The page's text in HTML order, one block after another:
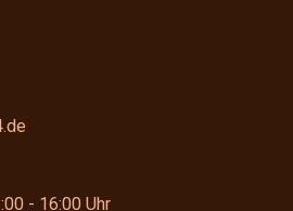
- 16:00 Uhr